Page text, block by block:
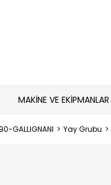
MAKİNE VE EKİPMANLAR
GALLIGNANI Yay Grubu